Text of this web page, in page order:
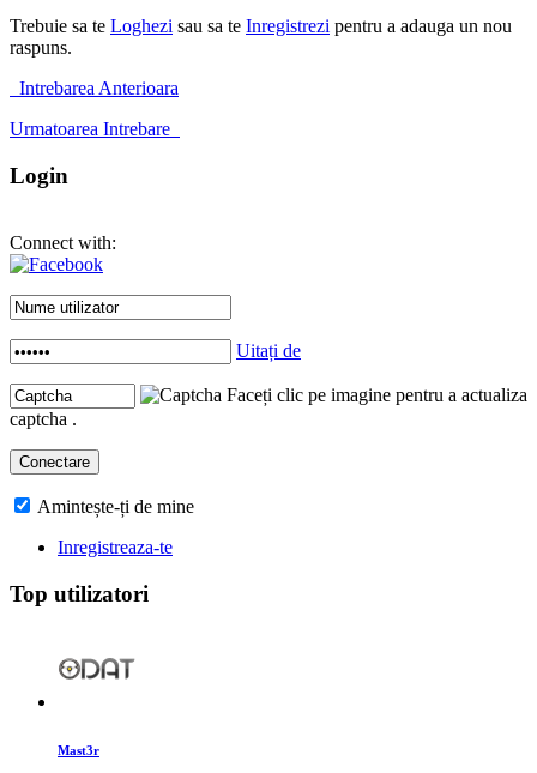
Trebuie sa te Loghezi sau sa te Inregistrezi pentru a adauga un nou
raspuns.
Intrebarea Anterioara
Urmatoarea Intrebare
Login
Connect with:
Uitați de
Faceți clic pe imagine pentru a actualiza
captcha .
Amintește-ți de mine
Inregistreaza-te
Top utilizatori
Mast3r